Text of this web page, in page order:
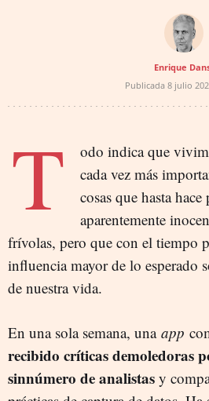
Enrique
Publicada 8 julio
T
odo indica que
cada vez más
cosas que hasta
aparentemente
frívolas, pero que con el tiempo
influencia mayor de lo esperado
de nuestra vida.
En una sola semana, una app
recibido críticas demoledoras
sinnúmero de analistas y